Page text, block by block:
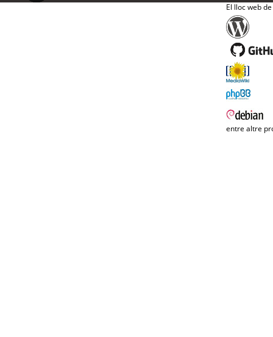
El lloc web
entre altre